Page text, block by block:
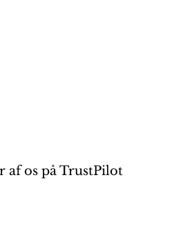
af os på TrustPilot